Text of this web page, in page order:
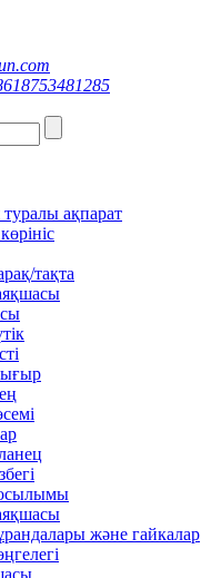
ақпарат
тақта
және гайкалар